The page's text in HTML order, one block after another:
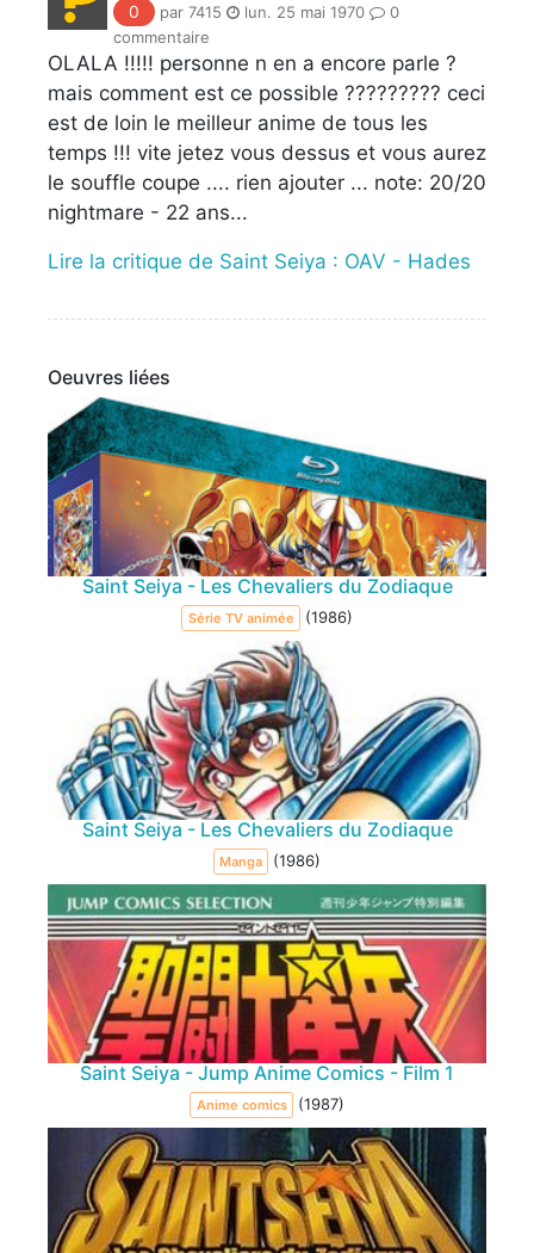
0
par 7415 lun. 25 mai 1970
0
commentaire
OLALA !!!!! personne n en a encore parle ?
mais comment est ce possible ????????? ceci
est de loin le meilleur anime de tous les
temps !!! vite jetez vous dessus et vous aurez
le souffle coupe .... rien ajouter ... note: 20/20
nightmare - 22 ans...
Lire la critique de Saint Seiya : OAV - Hades
Oeuvres liées
Saint Seiya - Les Chevaliers du Zodiaque
Série TV animée (1986)
Saint Seiya - Les Chevaliers du Zodiaque
Manga (1986)
Saint Seiya - Jump Anime Comics - Film 1
Anime comics (1987)